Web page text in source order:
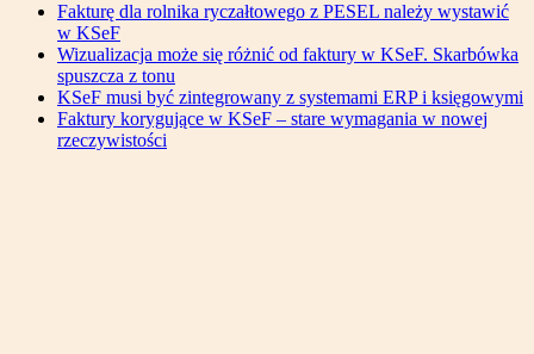
Fakturę dla rolnika ryczałtowego z PESEL należy wystawić
w KSeF
Wizualizacja może się różnić od faktury w KSeF. Skarbówka
spuszcza z tonu
KSeF musi być zintegrowany z systemami ERP i księgowymi
Faktury korygujące w KSeF – stare wymagania w nowej
rzeczywistości